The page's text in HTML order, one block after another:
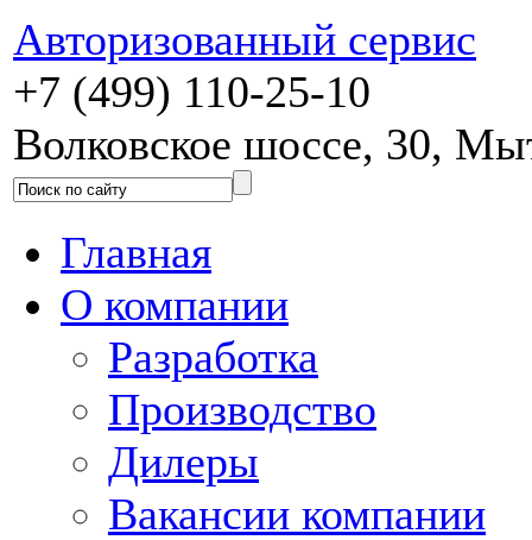
Авторизованный сервис
+7 (499) 110-25-10
Волковское шоссе, 30,
Главная
О компании
Разработка
Производство
Дилеры
Вакансии компании